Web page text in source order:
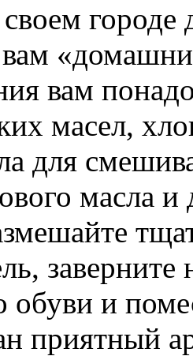
городе
вам
масел,
для
масла
обуви и
приятный